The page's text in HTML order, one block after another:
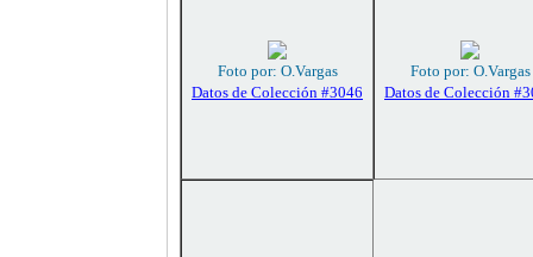
Foto por: O.Vargas
Datos de Colección #3046
Foto por: O.Vargas
Datos de Colección